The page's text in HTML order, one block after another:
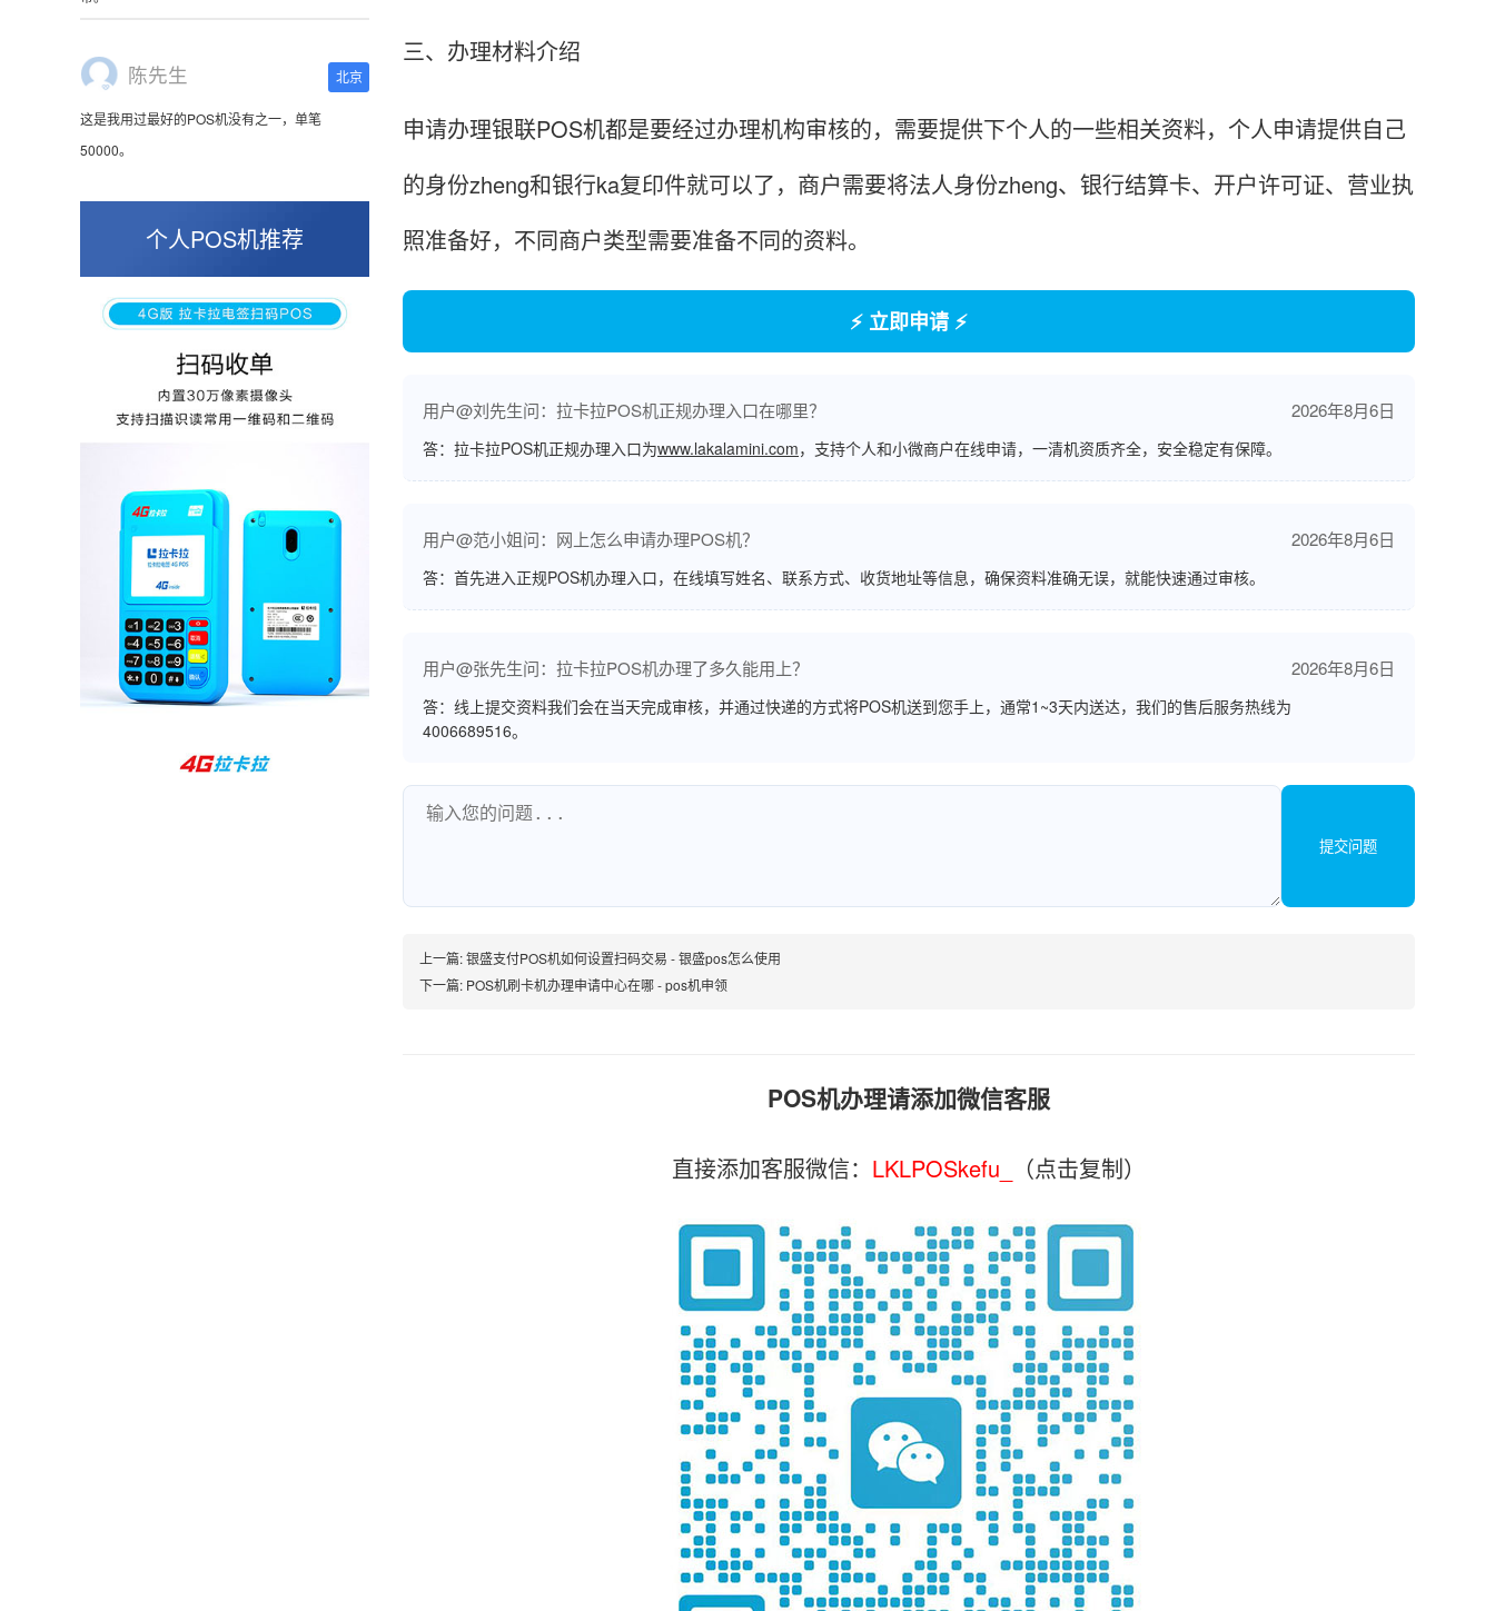
这是我用过最好的POS机没有之一，单笔
50000。
好，但是可以接受。售后服务好整体比较满意。
周先生
孙女士
收到用了还可以，朋友推荐用的，她之前用了竟
然给提额了，希望我也能提呃，客服还和我说了
很多提额小技巧希望有用吧。
杨先生
个人POS机推荐
三、办理材料介绍
申请办理银联POS机都是要经过办理机构审核的，需要提供下个人的一些相关资料，个人申请提供自己
的身份zheng和银行ka复印件就可以了，商户需要将法人身份zheng、银行结算卡、开户许可证、营业执
照准备好，不同商户类型需要准备不同的资料。
⚡ 立即申请 ⚡
用户@刘先生问：拉卡拉POS机正规办理入口在哪里？ 2026年8月6日
答：拉卡拉POS机正规办理入口为www.lakalamini.com，支持个人和小微商户在线申请，一清机资质齐全，安全稳定有保障。
用户@范小姐问：网上怎么申请办理POS机？ 2026年8月6日
答：首先进入正规POS机办理入口，在线填写姓名、联系方式、收货地址等信息，确保资料准确无误，就能快速通过审核。
用户@张先生问：拉卡拉POS机办理了多久能用上？ 2026年8月6日
答：线上提交资料我们会在当天完成审核，并通过快递的方式将POS机送到您手上，通常1~3天内送达，我们的售后服务热线为
4006689516。
提交问题
上一篇:银盛支付POS机如何设置扫码交易 - 银盛pos怎么使用
下一篇: POS机刷卡机办理申请中心在哪 - pos机申领
POS机办理请添加微信客服
直接添加客服微信： LKLPOSkefu_ （点击复制）